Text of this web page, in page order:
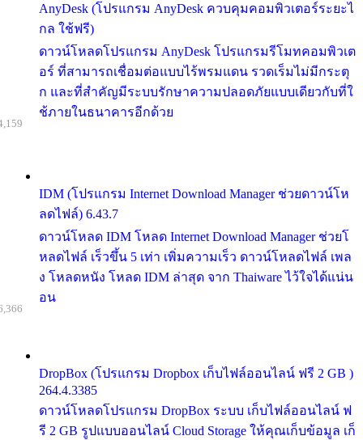
AnyDesk (โปรแกรม AnyDesk ควบคุมคอมพิวเตอร์ระยะไ
กล ใช้ฟรี)
ดาวน์โหลดโปรแกรม AnyDesk โปรแกรมรีโมทคอมพิวเต
อร์ ที่สามารถเชื่อมต่อแบบไร้พรมแดน รวดเร็มไม่มีกระตุ
ก และที่สำคัญมีระบบรักษาความปลอดภัยแบบเดียวกับที่ใ
ช้ภายในธนาคารอีกด้วย
IDM (โปรแกรม Internet Download Manager ช่วยดาวน์โห
ลดไฟล์) 6.43.7
ดาวน์โหลด IDM โหลด Internet Download Manager ช่วยโ
หลดไฟล์ เร็วขึ้น 5 เท่า เพิ่มความเร็ว ดาวน์โหลดไฟล์ เพล
ง โหลดหนัง โหลด IDM ล่าสุด จาก Thaiware ไว้ใจได้แน่น
อน
DropBox (โปรแกรม Dropbox เก็บไฟล์ออนไลน์ ฟรี 2 GB )
264.4.3385
ดาวน์โหลดโปรแกรม DropBox ระบบ เก็บไฟล์ออนไลน์ ฟ
รี 2 GB รูปแบบออนไลน์ Cloud Storage ให้คุณเก็บข้อมูล เก็